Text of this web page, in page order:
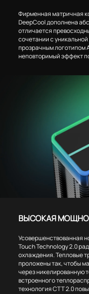
Фирменная матричная
DeepCool дополнена
отличается
сочетании с
прозрачным логотипом
неповторимый эффект
ВЫСОКАЯ
Усовершенствованная
Touch Technology 2.0
охлаждения. Тепловые
проложены так, чтобы
через никелированную
встроенного
технология CTT 2.0